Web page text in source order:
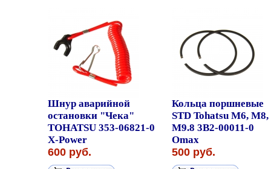
Шнур аварийной
остановки "Чека"
TOHATSU 353-06821-0
X-Power
600 руб.
Кольца поршневые
STD Tohatsu M6, M8,
M9.8 3B2-00011-0
Omax
500 руб.